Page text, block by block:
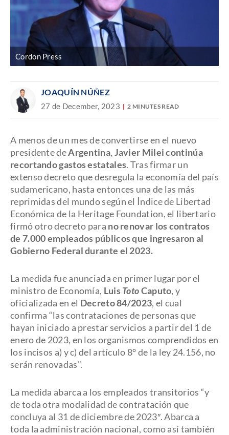
Cordon Press
JOAQUÍN NÚÑEZ
27 de December, 2023 2 MINUTES READ
A menos de un mes de convertirse en el nuevo
presidente deArgentina, Javier Milei continúa
recortando gastos estatales. Tras firmar un
extenso decreto que desregula la economía del país
sudamericano, hasta entonces una de las más
reprimidas del mundo según el Índice de Libertad
Económica de la Heritage Foundation, el libertario
firmó otro decreto para no renovar los contratos
de 7.000 empleados públicos que ingresaron al
Gobierno Federal durante el 2023.
La medida fue anunciada en primer lugar por el
ministro de Economía, LuisTotoCaputo, y
oficializada en el Decreto 84/2023, el cual
confirma “las contrataciones de personas que
hayan iniciado a prestar servicios a partir del 1 de
enero de 2023, en los organismos comprendidos en
los incisos a) y c) del artículo 8° de la ley 24.156, no
serán renovadas”.
La medida abarca a los empleados transitorios “y
de toda otra modalidad de contratación que
concluya al 31 de diciembre de 2023″. Abarca a
toda la administración nacional, como así también